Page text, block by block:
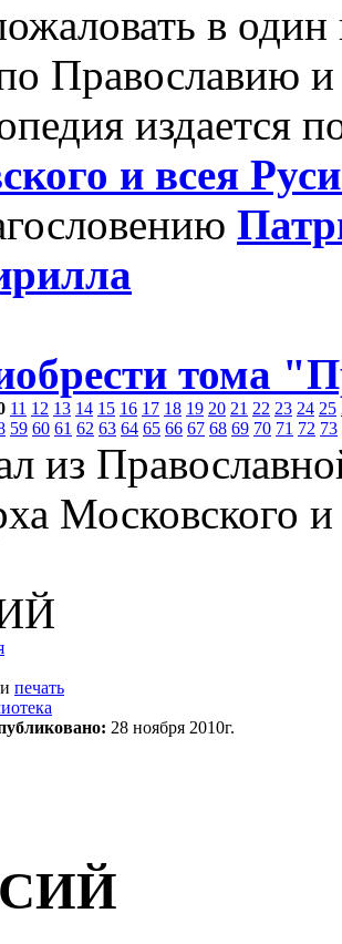
в
Православию
издается
и всея
тома
11 12 13 14 15 16 17 18 19 20 21 22 23 24 25
59 60 61 62 63 64 65 66 67 68 69 70 71 72 73
из
Московского
печать
28 ноября 2010г.